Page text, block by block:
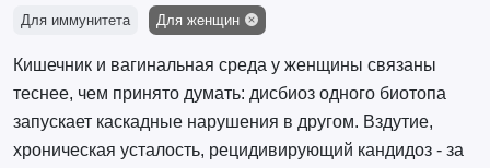
Для иммунитета Для женщин
Кишечник и вагинальная среда у женщины связаны
теснее, чем принято думать: дисбиоз одного биотопа
запускает каскадные нарушения в другом. Вздутие,
хроническая усталость, рецидивирующий кандидоз - за